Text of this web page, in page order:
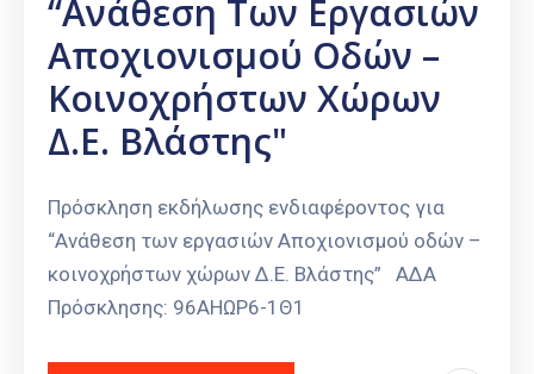
“Ανάθεση Των Εργασιών
Αποχιονισμού Οδών –
Κοινοχρήστων Χώρων
Δ.Ε. Βλάστης"
Πρόσκληση εκδήλωσης ενδιαφέροντος για
“Ανάθεση των εργασιών Αποχιονισμού οδών –
κοινοχρήστων χώρων Δ.Ε. Βλάστης” ΑΔΑ
Πρόσκλησης: 96ΑΗΩΡ6-1Θ1